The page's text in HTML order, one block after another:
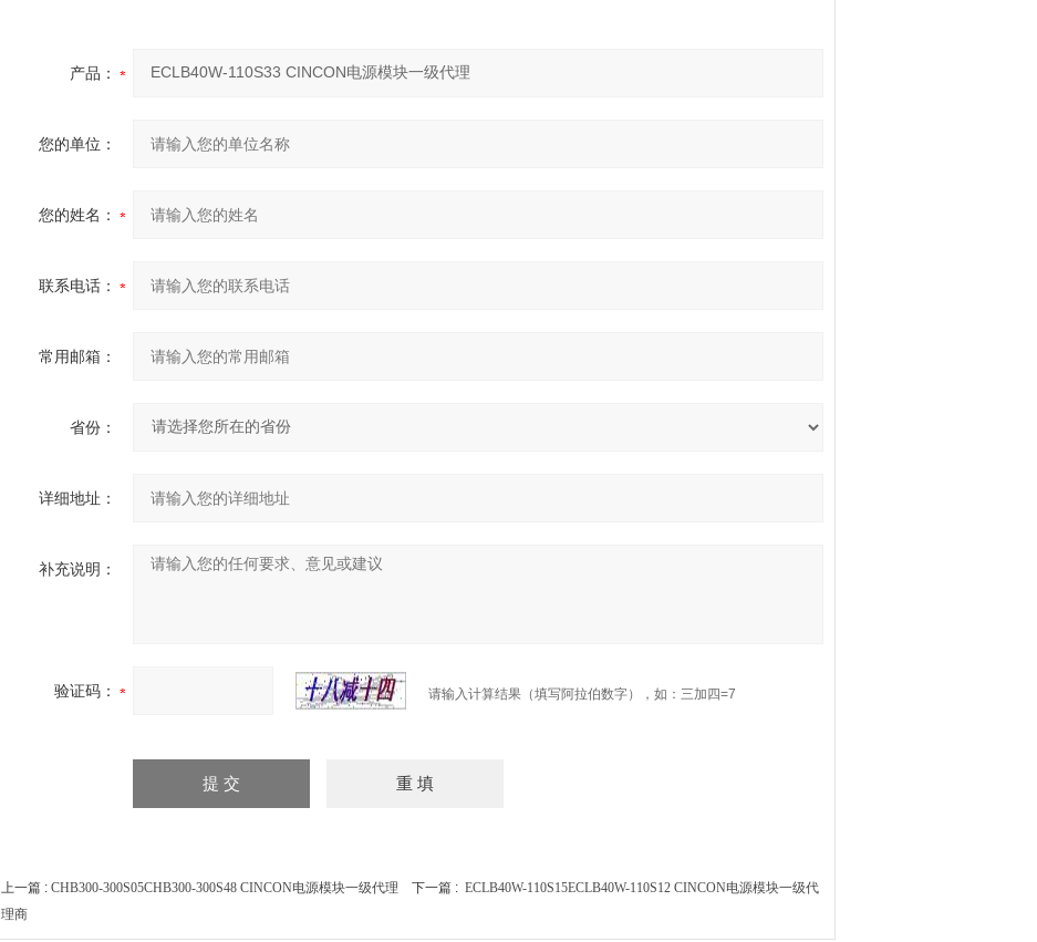
产品：
您的单位：
您的姓名：
联系电话：
常用邮箱：
省份：
详细地址：
补充说明：
验证码： 请输入计算结果（填写阿拉伯数字），如：三加四=7
上一篇 : CHB300-300S05CHB300-300S48 CINCON电源模块一级代理 下一篇 : ECLB40W-110S15ECLB40W-110S12 CINCON电源模块一级代
理商